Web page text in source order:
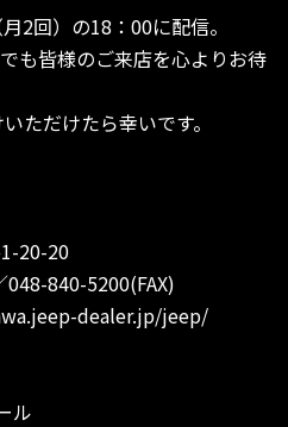
2回）の18：00に配信。
も皆様のご来店を心よりお待
ただけたら幸いです。
20-20
840-5200(FAX)
dealer.jp/jeep/
ル